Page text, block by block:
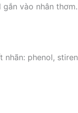
gắn vào nhân thơm.
phenol,